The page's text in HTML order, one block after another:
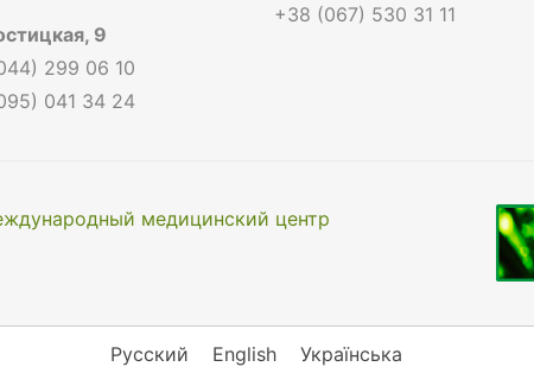
9
299 06 10
041 34 24
+38 (067) 530 31 11
медицинский центр
Русский English Українська